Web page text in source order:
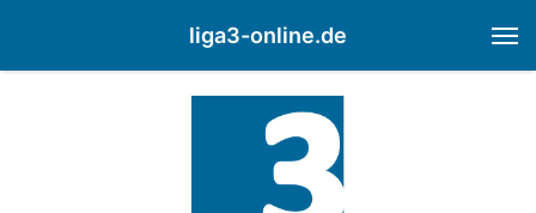
liga3-online.de